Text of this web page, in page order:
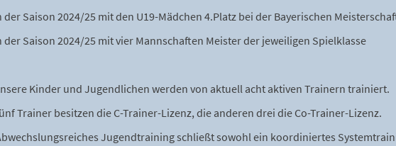
der Saison 2024/25 mit den U19-Mädchen 4.Platz bei der Bayerischen
der Saison 2024/25 mit vier Mannschaften Meister der jeweiligen Spielklasse
Kinder und Jugendlichen werden von aktuell acht aktiven Trainern trainiert.
Trainer besitzen die C-Trainer-Lizenz, die anderen drei die Co-Trainer-Lizenz.
Jugendtraining schließt sowohl ein koordiniertes